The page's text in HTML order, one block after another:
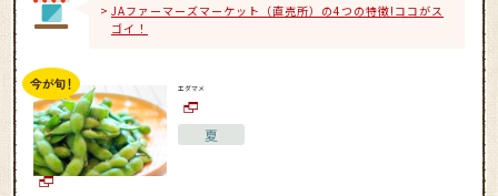
JAファーマーズマーケット（直売所）の4つの特徴!ココがス
ゴイ！
エダマメ
夏